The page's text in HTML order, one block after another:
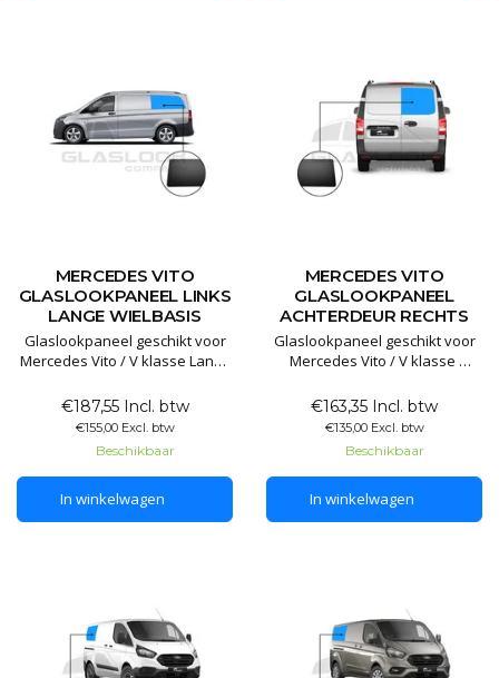
MERCEDES VITO
GLASLOOKPANEEL LINKS
LANGE WIELBASIS
Glaslookpaneel geschikt voor
Mercedes Vito / V klasse Lange
Glaslookpanelen gemaakt van
echt glas voor een luxe
uitstraling. Het voordeel van
echt glas is dat het
gegarandeerd lang mee gaat
en het mooiste resultaat levert.
€187,55 Incl. btw
€155,00 Excl. btw
Beschikbaar
In winkelwagen
MERCEDES VITO
GLASLOOKPANEEL
ACHTERDEUR RECHTS
Glaslookpaneel geschikt voor
Mercedes Vito / V klasse
Glaslookpanelen gemaakt van
echt glas voor een luxe
uitstraling. Het voordeel van
echt glas is dat het
gegarandeerd lang mee gaat
en het mooiste resultaat levert.
De panelen worden niet dof,
€163,35 Incl. btw
€135,00 Excl. btw
Beschikbaar
In winkelwagen